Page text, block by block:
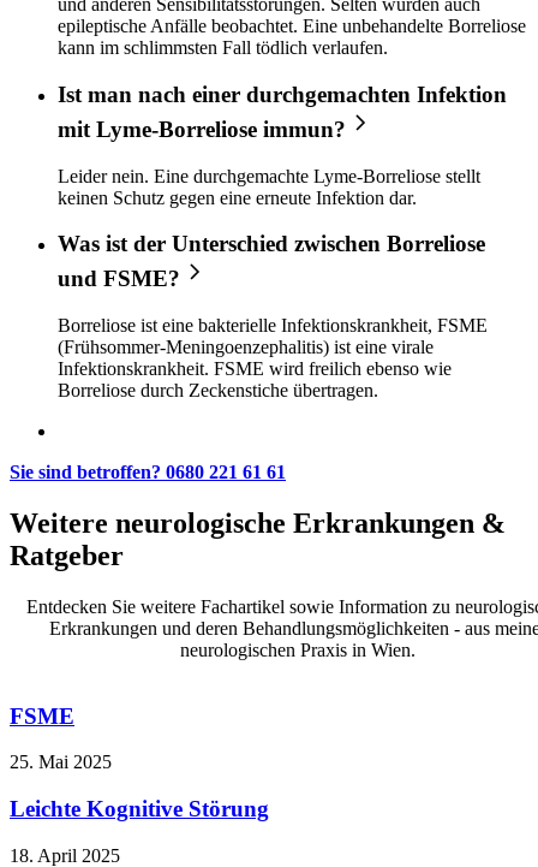
und anderen Sensibilitätsstörungen. Selten wurden auch
epileptische Anfälle beobachtet. Eine un­be­han­del­te Borre­lio­se
kann im schlimmsten Fall tödlich ver­lau­fen.
Ist man nach einer durchgemachten Infektion
mit Lyme-Borreliose immun?
Leider nein. Eine durchgemachte Lyme-Borreliose stellt
keinen Schutz gegen eine erneute Infektion dar.
Was ist der Unterschied zwischen Borreliose
und FSME?
Borreliose ist eine bakterielle Infektionskrankheit, FSME
(Frühsommer-Meningoenzephalitis) ist eine virale
Infektionskrankheit. FSME wird freilich ebenso wie
Borreliose durch Zeckenstiche übertragen.
Sie sind betroffen? 0680 221 61 61
Weitere neurologische Erkrankungen &
Ratgeber
Entdecken Sie weitere Fachartikel sowie Information zu
Erkrankungen und deren Behandlungsmöglichkeiten - aus
neurologischen Praxis in Wien.
FSME
25. Mai 2025
Leichte Kognitive Störung
18. April 2025